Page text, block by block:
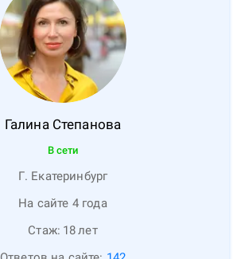
Галина Степанова
В сети
Г. Екатеринбург
На сайте 4 года
Стаж: 18лет